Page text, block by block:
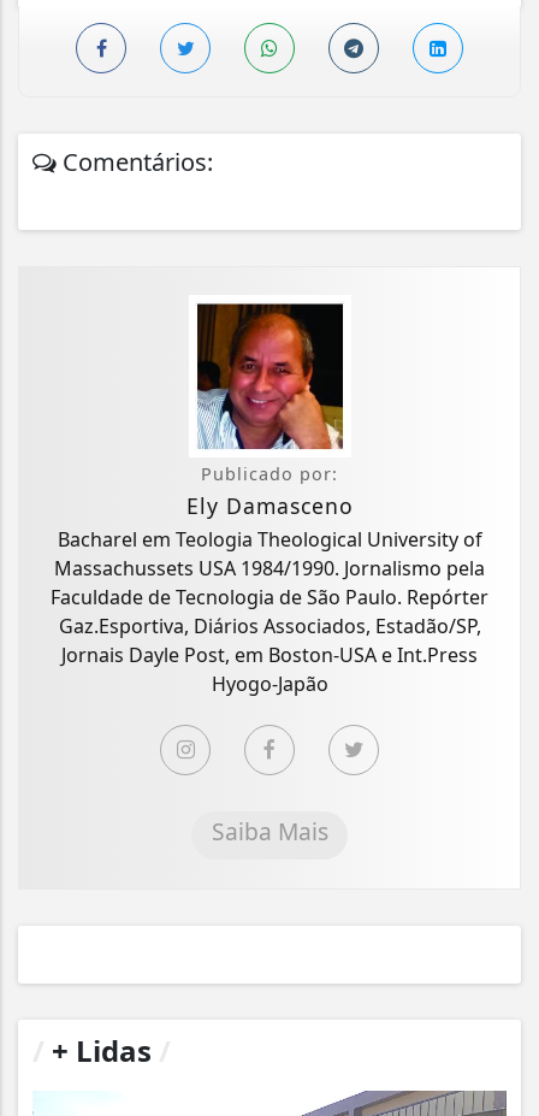
Comentários:
Publicado por:
Ely Damasceno
Bacharel em Teologia Theological University of
Massachussets USA 1984/1990. Jornalismo pela
Faculdade de Tecnologia de São Paulo. Repórter
Gaz.Esportiva, Diários Associados, Estadão/SP,
Jornais Dayle Post, em Boston-USA e Int.Press
Hyogo-Japão
Saiba Mais
+ Lidas